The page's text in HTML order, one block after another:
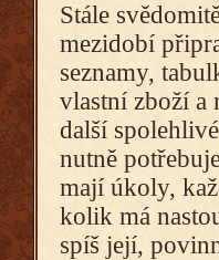
Stále
mezidobí
seznamy,
vlastní zboží a
další
nutně
mají úkoly,
kolik má
spíš její,